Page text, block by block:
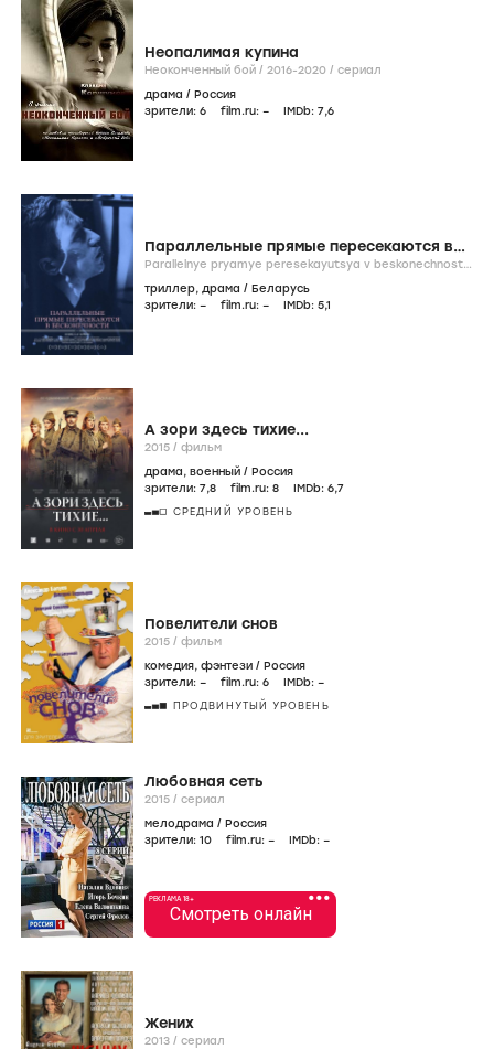
Неопалимая купина
Неоконченный бой / 2016-2020 / сериал
драма / Россия
зрители: 6 film.ru: – IMDb: 7,6
Параллельные прямые пересекаются в
бесконечности
Parallelnye pryamye peresekayutsya v beskonechnosti /
триллер, драма / Беларусь
зрители: – film.ru: – IMDb: 5,1
А зори здесь тихие...
2015 / фильм
драма, военный / Россия
зрители: 7,8 film.ru: 8 IMDb: 6,7
СРЕДНИЙ УРОВЕНЬ
Повелители снов
2015 / фильм
комедия, фэнтези / Россия
зрители: – film.ru: 6 IMDb: –
ПРОДВИНУТЫЙ УРОВЕНЬ
Любовная сеть
2015 / сериал
мелодрама / Россия
зрители: 10 film.ru: – IMDb: –
•••
РЕКЛАМА 18+
Смотреть онлайн
Жених
2013 / сериал